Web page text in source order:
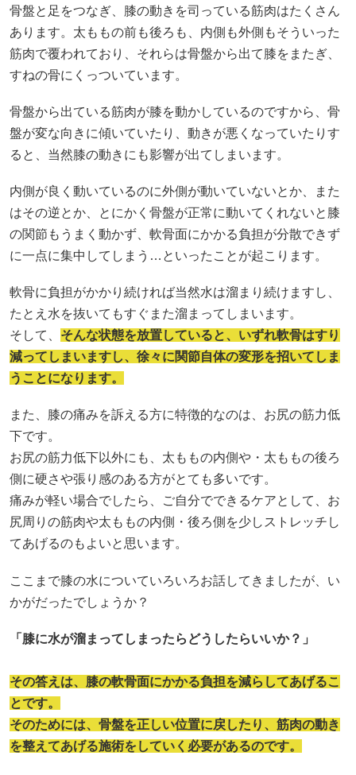
骨盤と足をつなぎ、膝の動きを司っている筋肉はたくさん
あります。太ももの前も後ろも、内側も外側もそういった
筋肉で覆われており、それらは骨盤から出て膝をまたぎ、
すねの骨にくっついています。
骨盤から出ている筋肉が膝を動かしているのですから、骨
盤が変な向きに傾いていたり、動きが悪くなっていたりす
ると、当然膝の動きにも影響が出てしまいます。
内側が良く動いているのに外側が動いていないとか、また
はその逆とか、とにかく骨盤が正常に動いてくれないと膝
の関節もうまく動かず、軟骨面にかかる負担が分散できず
に一点に集中してしまう…といったことが起こります。
軟骨に負担がかかり続ければ当然水は溜まり続けますし、
たとえ水を抜いてもすぐまた溜まってしまいます。
そして、 そんな状態を放置していると、いずれ軟骨はすり
減ってしまいますし、徐々に関節自体の変形を招いてしま
うことになります。
また、膝の痛みを訴える方に特徴的なのは、お尻の筋力低
下です。
お尻の筋力低下以外にも、太ももの内側や・太ももの後ろ
側に硬さや張り感のある方がとても多いです。
痛みが軽い場合でしたら、ご自分でできるケアとして、お
尻周りの筋肉や太ももの内側・後ろ側を少しストレッチし
てあげるのもよいと思います。
ここまで膝の水についていろいろお話してきましたが、い
かがだったでしょうか？
「膝に水が溜まってしまったらどうしたらいいか？」
その答えは、膝の軟骨面にかかる負担を減らしてあげるこ
とです。
そのためには、骨盤を正しい位置に戻したり、筋肉の動き
を整えてあげる施術をしていく必要があるのです。